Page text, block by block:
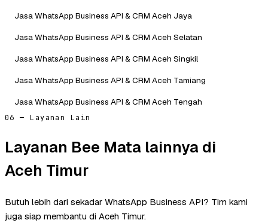
Jasa WhatsApp Business API & CRM Aceh Jaya
Jasa WhatsApp Business API & CRM Aceh Selatan
Jasa WhatsApp Business API & CRM Aceh Singkil
Jasa WhatsApp Business API & CRM Aceh Tamiang
Jasa WhatsApp Business API & CRM Aceh Tengah
06 — Layanan Lain
Layanan Bee Mata lainnya di
Aceh Timur
Butuh lebih dari sekadar WhatsApp Business API? Tim kami
juga siap membantu di Aceh Timur.